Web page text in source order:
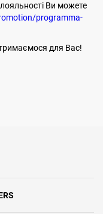
Ви можете
programma-
для Вас!